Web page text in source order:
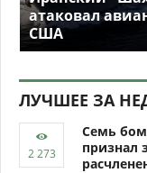
атаковал
США
ЛУЧШЕЕ ЗА
Семь
признал